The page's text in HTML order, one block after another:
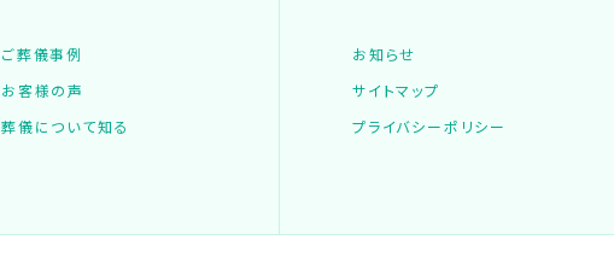
ご葬儀事例
お客様の声
葬儀について知る
お知らせ
サイトマップ
プライバシーポリシー